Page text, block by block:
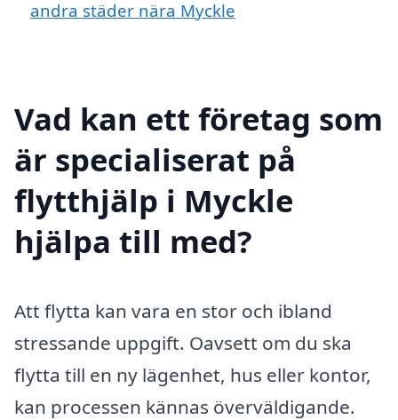
andra städer nära Myckle
Vad kan ett företag som
är specialiserat på
flytthjälp i Myckle
hjälpa till med?
Att flytta kan vara en stor och ibland
stressande uppgift. Oavsett om du ska
flytta till en ny lägenhet, hus eller kontor,
kan processen kännas överväldigande.